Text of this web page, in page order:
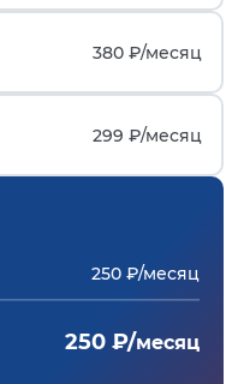
380 ₽/месяц
299 ₽/месяц
250 ₽/месяц
250 ₽/месяц